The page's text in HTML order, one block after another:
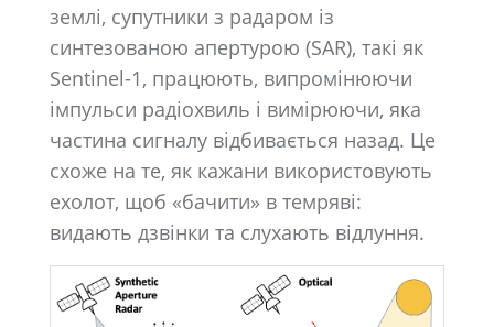
землі, супутники з радаром із
синтезованою апертурою (SAR), такі як
Sentinel-1, працюють, випромінюючи
імпульси радіохвиль і вимірюючи, яка
частина сигналу відбивається назад. Це
схоже на те, як кажани використовують
ехолот, щоб «бачити» в темряві:
видають дзвінки та слухають відлуння.